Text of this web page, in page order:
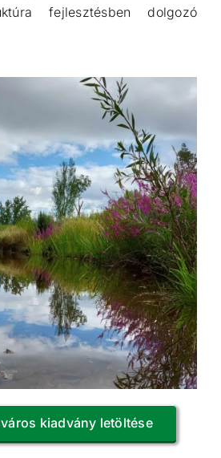
fejlesztésben dolgozó
kiadvány letöltése